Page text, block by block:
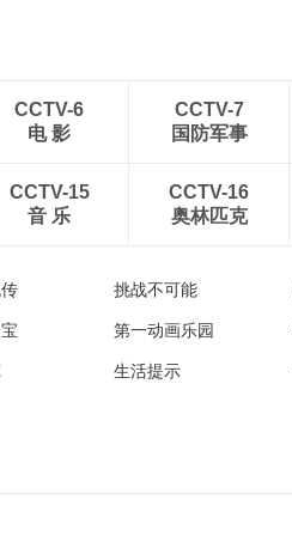
CCTV-6
电 影
CCTV-7
国防军事
CCTV-15
音 乐
CCTV-16
奥林匹克
挑战不可能
第一动画乐园
生活提示